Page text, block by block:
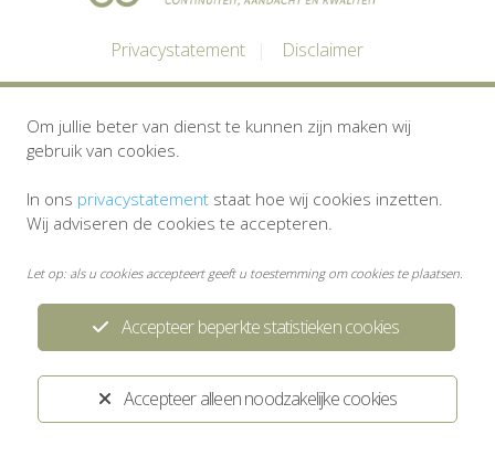
Privacystatement Disclaimer
Accepteer alleen noodzakelijke cookies
Accepteer beperkte statistieken cookies
Om jullie beter van dienst te kunnen zijn maken wij
gebruik van cookies.
In ons privacystatement staat hoe wij cookies inzetten.
Wij adviseren de cookies te accepteren.
Let op: als u cookies accepteert geeft u toestemming om cookies te plaatsen.